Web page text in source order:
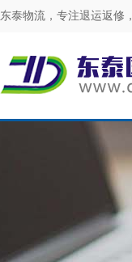
东泰物流，专注退运返修 ，